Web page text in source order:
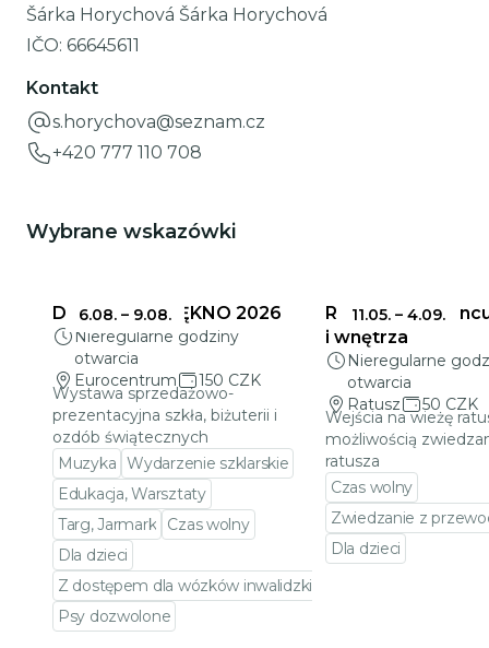
Šárka Horychová Šárka Horychová
IČO: 66645611
Kontakt
s.horychova@seznam.cz
+420 777 110 708
Wybrane wskazówki
6.08. – 9.08.
DELIKATNE PIĘKNO 2026
Nieregularne godziny
otwarcia
Eurocentrum
150 CZK
Wystawa sprzedażowo-
prezentacyjna szkła, biżuterii i
ozdób świątecznych
Muzyka Wydarzenie szklarskie
Edukacja, Warsztaty
Targ, Jarmark
Czas wolny
Dla dzieci
Z dostępem dla wózków inwalidzkich
Psy dozwolone
11.05. – 4.09.
Ratusz w
i wnętrza
Nieregularne
otwarcia
Ratusz
50 CZK
Wejścia na wieżę
możliwością
ratusza
Czas wolny
Zwiedzanie z
Dla dzieci